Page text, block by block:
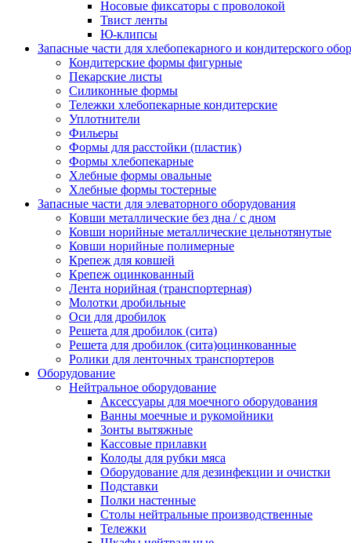
Носовые фиксаторы с проволокой
Твист ленты
Ю-клипсы
Запасные части для хлебопекарного и кондитерского
Кондитерские формы фигурные
Пекарские листы
Силиконные формы
Тележки хлебопекарные кондитерские
Уплотнители
Фильеры
Формы для расстойки (пластик)
Формы хлебопекарные
Хлебные формы овальные
Хлебные формы тостерные
Запасные части для элеваторного оборудования
Ковши металлические без дна / с дном
Ковши норийные металлические цельнотянутые
Ковши норийные полимерные
Крепеж для ковшей
Крепеж оцинкованный
Лента норийная (транспортерная)
Молотки дробильные
Оси для дробилок
Решета для дробилок (сита)
Решета для дробилок (сита)оцинкованные
Ролики для ленточных транспортеров
Оборудование
Нейтральное оборудование
Аксессуары для моечного оборудования
Ванны моечные и рукомойники
Зонты вытяжные
Кассовые прилавки
Колоды для рубки мяса
Оборудование для дезинфекции и очистки
Подставки
Полки настенные
Столы нейтральные производственные
Тележки